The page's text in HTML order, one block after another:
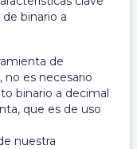
binario a
de
no es necesario
binario a decimal
que es de uso
nuestra